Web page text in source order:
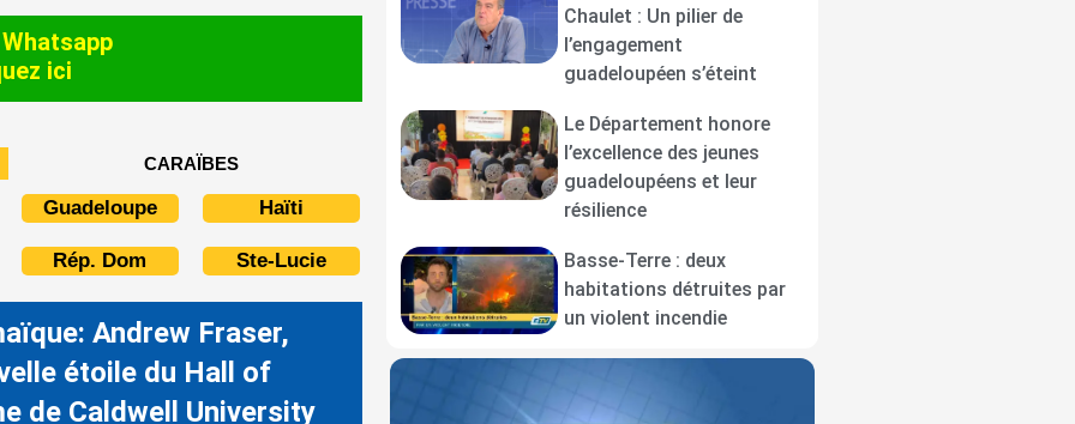
ici
CARAÏBES
Guadeloupe Haïti
Rép. Dom Ste-Lucie
Andrew Fraser,
étoile du Hall of
de Caldwell University
Chaulet : Un pilier de
l’engagement
guadeloupéen s’éteint
Le Département honore
l’excellence des jeunes
guadeloupéens et leur
résilience
Basse-Terre : deux
habitations détruites par
un violent incendie